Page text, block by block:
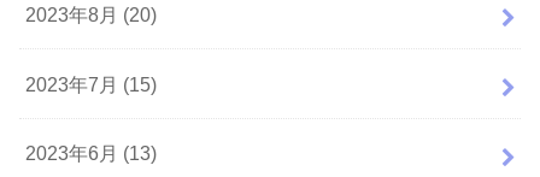
2023年8月 (20)
2023年7月 (15)
2023年6月 (13)